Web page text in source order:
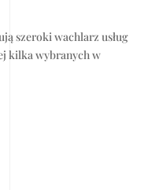
szeroki wachlarz usług
kilka wybranych w